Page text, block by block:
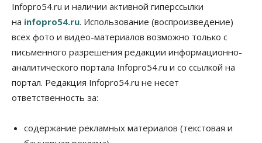
Недвижимость
Новосибирску нужны яркие объекты и
градообразующие общественные здания
10 Августа 2026, 14:30
Общество
Предложения по строительству частных
бомбоубежищ появились на российском рынке
10 Августа 2026, 14:00
Бизнес Общество
В Новосибирске сформировалось
Infopro54.ru и наличии активной гиперссылки
на infopro54.ru. Использование (воспроизведение)
всех фото и видео-материалов возможно только с
письменного разрешения редакции информационно-
аналитического портала Infopro54.ru и со ссылкой на
портал. Редакция Infopro54.ru не несет
ответственность за:
содержание рекламных материалов (текстовая и